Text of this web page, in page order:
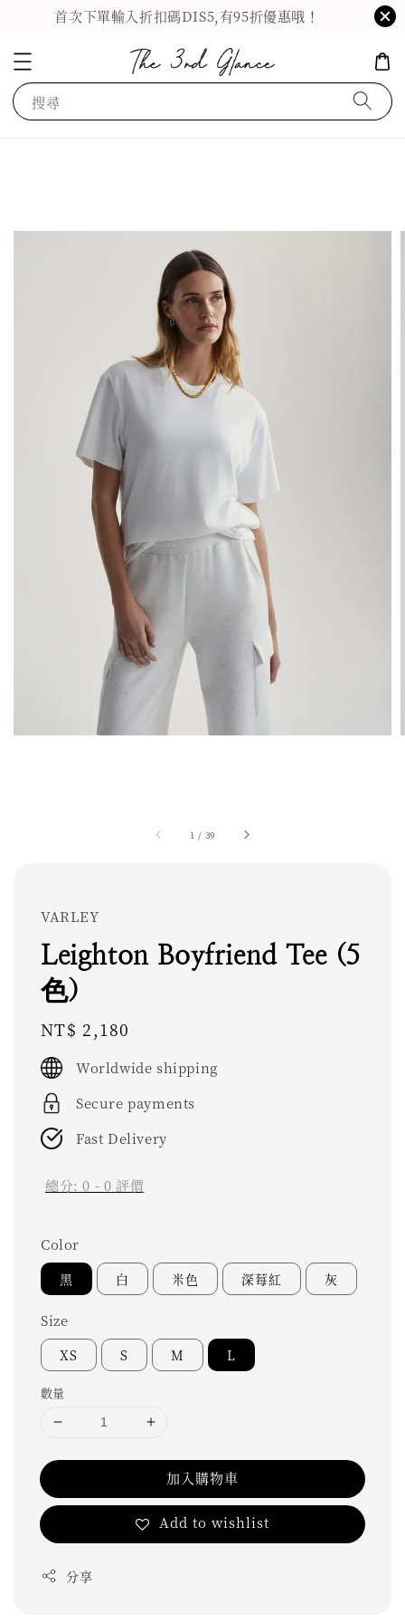
首次下單輸入折扣碼DIS5,有95折優惠哦！
搜尋
1 / 39
VARLEY
Leighton Boyfriend Tee (5
色)
Regular
price
NT$ 2,180
Worldwide shipping
Secure payments
Fast Delivery
總分:0 - 0 評價
Color
黑 白 米色 深莓紅 灰
Size
XS S M L
數量
加入購物車
Add to wishlist
分享